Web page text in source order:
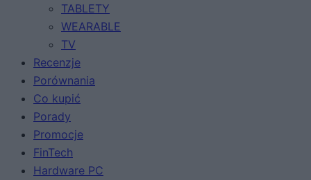
TABLETY
WEARABLE
TV
Recenzje
Porównania
Co kupić
Porady
Promocje
FinTech
Hardware PC